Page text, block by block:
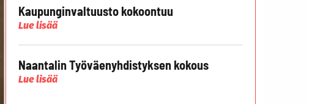
Kaupunginvaltuusto kokoontuu
Lue lisää
Naantalin Työväenyhdistyksen kokous
Lue lisää